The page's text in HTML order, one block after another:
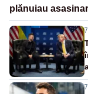
plănuiau